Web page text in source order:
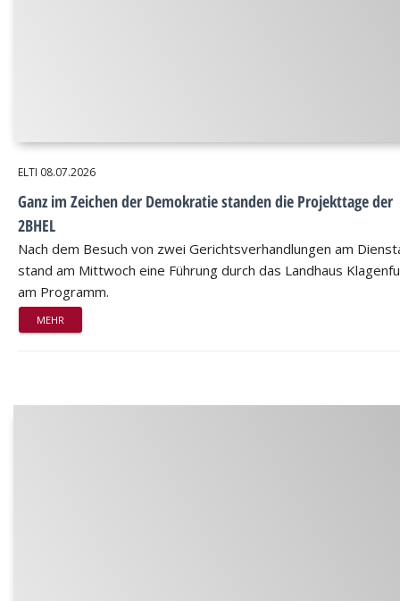
ELTI 08.07.2026
Ganz im Zeichen der Demokratie standen die Projekttage der
2BHEL
Nach dem Besuch von zwei Gerichtsverhandlungen am
stand am Mittwoch eine Führung durch das Landhaus
am Programm.
MEHR